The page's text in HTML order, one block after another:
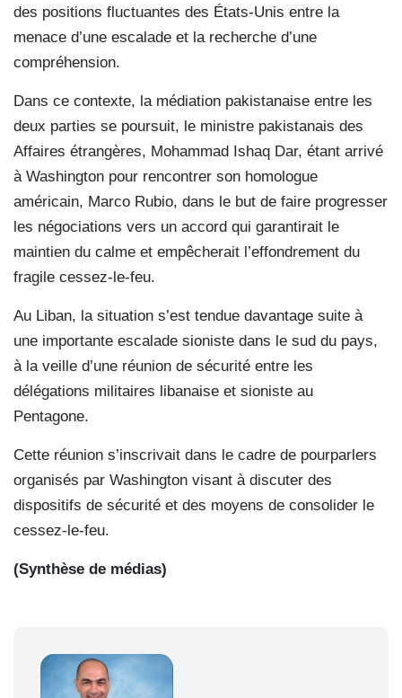
des positions fluctuantes des États-Unis entre la
menace d’une escalade et la recherche d’une
compréhension.
Dans ce contexte, la médiation pakistanaise entre les
deux parties se poursuit, le ministre pakistanais des
Affaires étrangères, Mohammad Ishaq Dar, étant arrivé
à Washington pour rencontrer son homologue
américain, Marco Rubio, dans le but de faire progresser
les négociations vers un accord qui garantirait le
maintien du calme et empêcherait l’effondrement du
fragile cessez-le-feu.
Au Liban, la situation s’est tendue davantage suite à
une importante escalade sioniste dans le sud du pays,
à la veille d’une réunion de sécurité entre les
délégations militaires libanaise et sioniste au
Pentagone.
Cette réunion s’inscrivait dans le cadre de pourparlers
organisés par Washington visant à discuter des
dispositifs de sécurité et des moyens de consolider le
cessez-le-feu.
(Synthèse de médias)